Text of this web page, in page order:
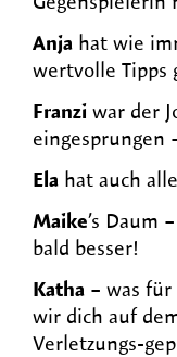
Anja hat wie
wertvolle Tipps
Franzi war der
eingesprungen
Ela hat auch
Maike’s Daum
bald besser!
Katha – was für
wir dich auf
Verletzungs-